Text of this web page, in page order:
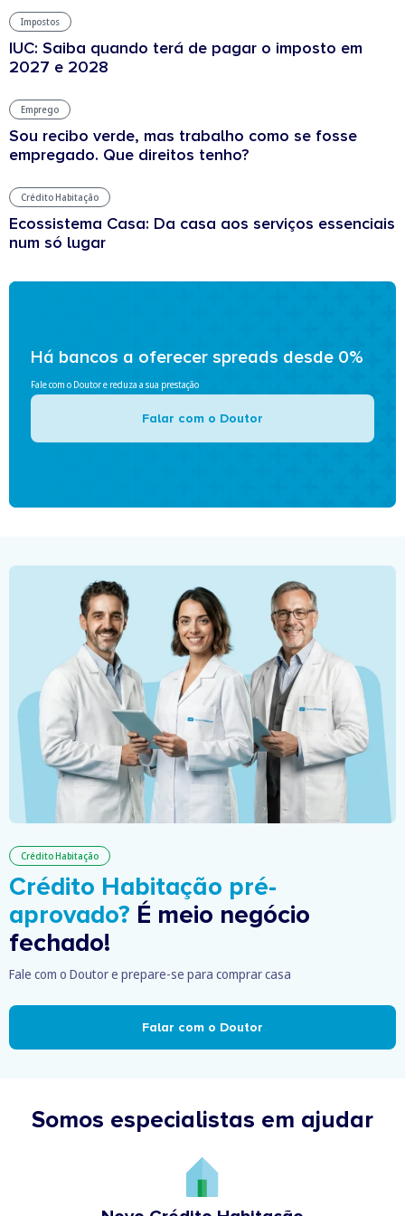
Impostos
IUC: Saiba quando terá de pagar o imposto em
2027 e 2028
Emprego
Sou recibo verde, mas trabalho como se fosse
empregado. Que direitos tenho?
Crédito Habitação
Ecossistema Casa: Da casa aos serviços essenciais
num só lugar
Há bancos a oferecer spreads desde 0%
Fale com o Doutor e reduza a sua prestação
Falar com o Doutor
Crédito Habitação
Crédito Habitação pré-
aprovado? É meio negócio
fechado!
Fale com o Doutor e prepare-se para comprar casa
Falar com o Doutor
Somos especialistas em ajudar